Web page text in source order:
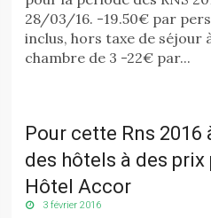
28/03/16. -19.50€ par
inclus, hors taxe de séjour
chambre de 3 -22€ par...
Pour cette Rns 2016
des hôtels à des
Hôtel Accor
3 février 2016